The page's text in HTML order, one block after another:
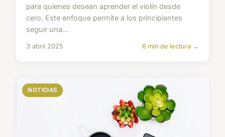
para quienes desean aprender el violín desde
cero. Este enfoque permite a los principiantes
seguir una...
3 abril 2025 6 min de lectura →
NOTICIAS